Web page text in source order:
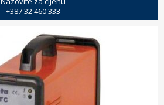
+387 32 460 333